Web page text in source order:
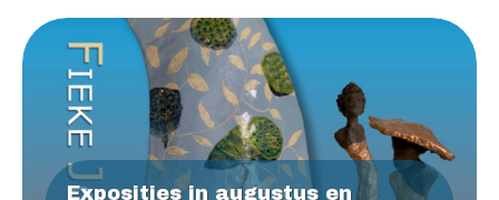
Exposities in augustus en